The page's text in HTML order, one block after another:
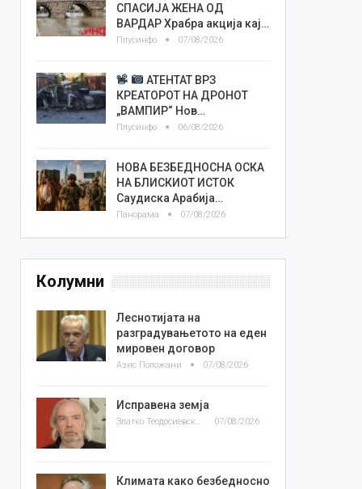
СПАСИЈА ЖЕНА ОД
ВАРДАР Храбра акција кај…
Плусинфо 07/08/2026
АТЕНТАТ ВРЗ
КРЕАТОРОТ НА ДРОНОТ
„ВАМПИР“ Нов…
Плусинфо 06/08/2026
НОВА БЕЗБЕДНОСНА ОСКА
НА БЛИСКИОТ ИСТОК
Саудиска Арабија…
Панорама 07/08/2026
Колумни
Леснотијата на
разградувањетото на еден
мировен договор
Азис Положани 07/08/2026
Исправена земја
Златко Теодосиевски 07/08/2026
Климата како безбедносно